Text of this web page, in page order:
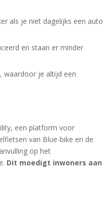
als je niet dagelijks een auto
en staan er minder
waardoor je altijd een
een platform voor
van Blue-bike en de
op het
Dit moedigt inwoners aan